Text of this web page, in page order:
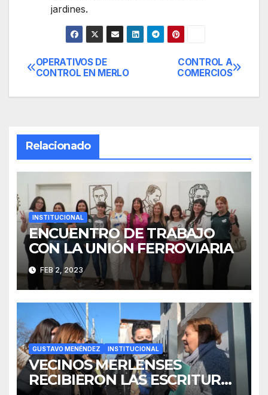
jardines.
Navegación
de
CONTROL A
COMERCIOS
OPERATIVOS DE
CONTROL EN MERLO
Relacionado
INSTITUCIONAL
ENCUENTRO DE TRABAJO
CON LA UNIÓN FERROVIARIA
FEB 2, 2023
GUSTAVO MENÉNDEZ INSTITUCIONAL
VECINOS MERLENSES
RECIBIERON LAS ESCRITURAS